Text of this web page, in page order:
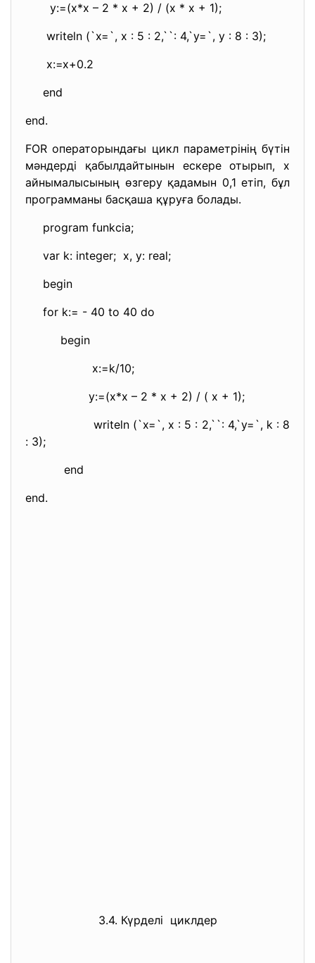
y:=(x*x – 2 * x + 2) / (x * x + 1);
writeln (`x=`, x : 5 : 2,``: 4,`y=`, y : 8 : 3);
x:=x+0.2
end
end.
FOR операторындағы цикл параметрінің бүтін
мәндерді қабылдайтынын ескере отырып, х
айнымалысының өзгеру қадамын 0,1 етіп, бұл
программаны басқаша құруға болады.
program funkcia;
var k: integer; x, y: real;
begin
for k:= - 40 to 40 do
begin
x:=k/10;
y:=(x*x – 2 * x + 2) / ( x + 1);
writeln (`x=`, x : 5 : 2,``: 4,`y=`, k : 8
: 3);
end
end.
3.4. Күрделі циклдер